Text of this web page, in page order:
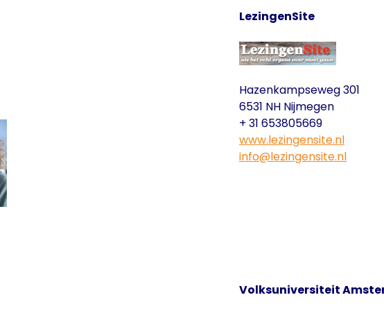
LezingenSite
Hazenkampseweg 301
6531 NH Nijmegen
+ 31 653805669
www.lezingensite.nl
info@lezingensite.nl
Volksuniversiteit